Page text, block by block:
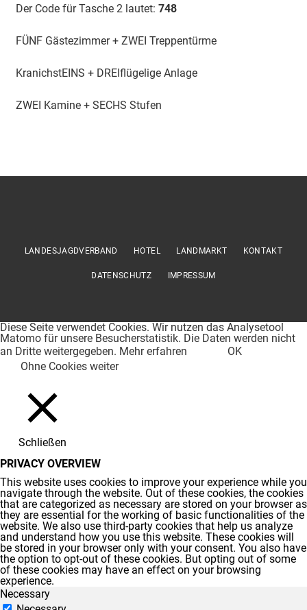
Der Code für Tasche 2 lautet: 748
FÜNF Gästezimmer + ZWEI Treppentürme
KranichstEINS + DREIflügelige Anlage
ZWEI Kamine + SECHS Stufen
LANDESJAGDVERBAND HOTEL LANDMARKT KONTAKT
DATENSCHUTZ IMPRESSUM
Diese Seite verwendet Cookies. Wir nutzen das Analysetool
Matomo für unsere Besucherstatistik. Die Daten werden nicht
an Dritte weitergegeben. Mehr erfahren
OK
Ohne Cookies weiter
Schließen
PRIVACY OVERVIEW
This website uses cookies to improve your experience while you
navigate through the website. Out of these cookies, the cookies
that are categorized as necessary are stored on your browser as
they are essential for the working of basic functionalities of the
website. We also use third-party cookies that help us analyze
and understand how you use this website. These cookies will
be stored in your browser only with your consent. You also have
the option to opt-out of these cookies. But opting out of some
of these cookies may have an effect on your browsing
experience.
Necessary